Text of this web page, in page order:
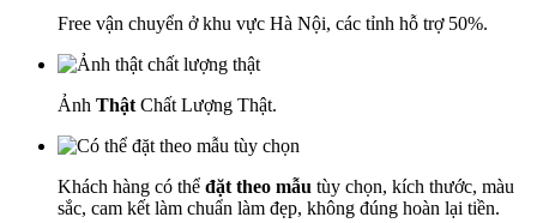
Free vận chuyển ở khu vực Hà Nội, các tỉnh hỗ trợ 50%.
Ảnh Thật Chất Lượng Thật.
Khách hàng có thể đặt theo mẫu tùy chọn, kích thước, màu
sắc, cam kết làm chuẩn làm đẹp, không đúng hoàn lại tiền.